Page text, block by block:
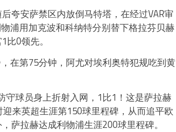
夸安萨禁区内放倒马特塔，在经过VAR审
浦用加克波和科纳特分别替下格拉芬贝赫
0领先。
在第75分钟，阿尤对埃利奥特犯规吃到黄
守球员身上折射入网，1比1！这是萨拉赫
来英超生涯第150球里程碑，从而追平欧
萨拉赫达成利物浦生涯200球里程碑。